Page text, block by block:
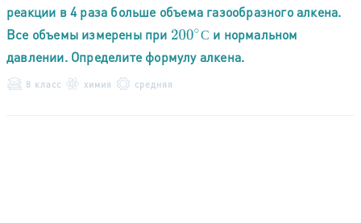
реакции в 4 раза больше объема газообразного алкена.
Все объемы измерены при
С
200∘С и нормальном
давлении. Определите формулу алкена.
8 класс химия средняя